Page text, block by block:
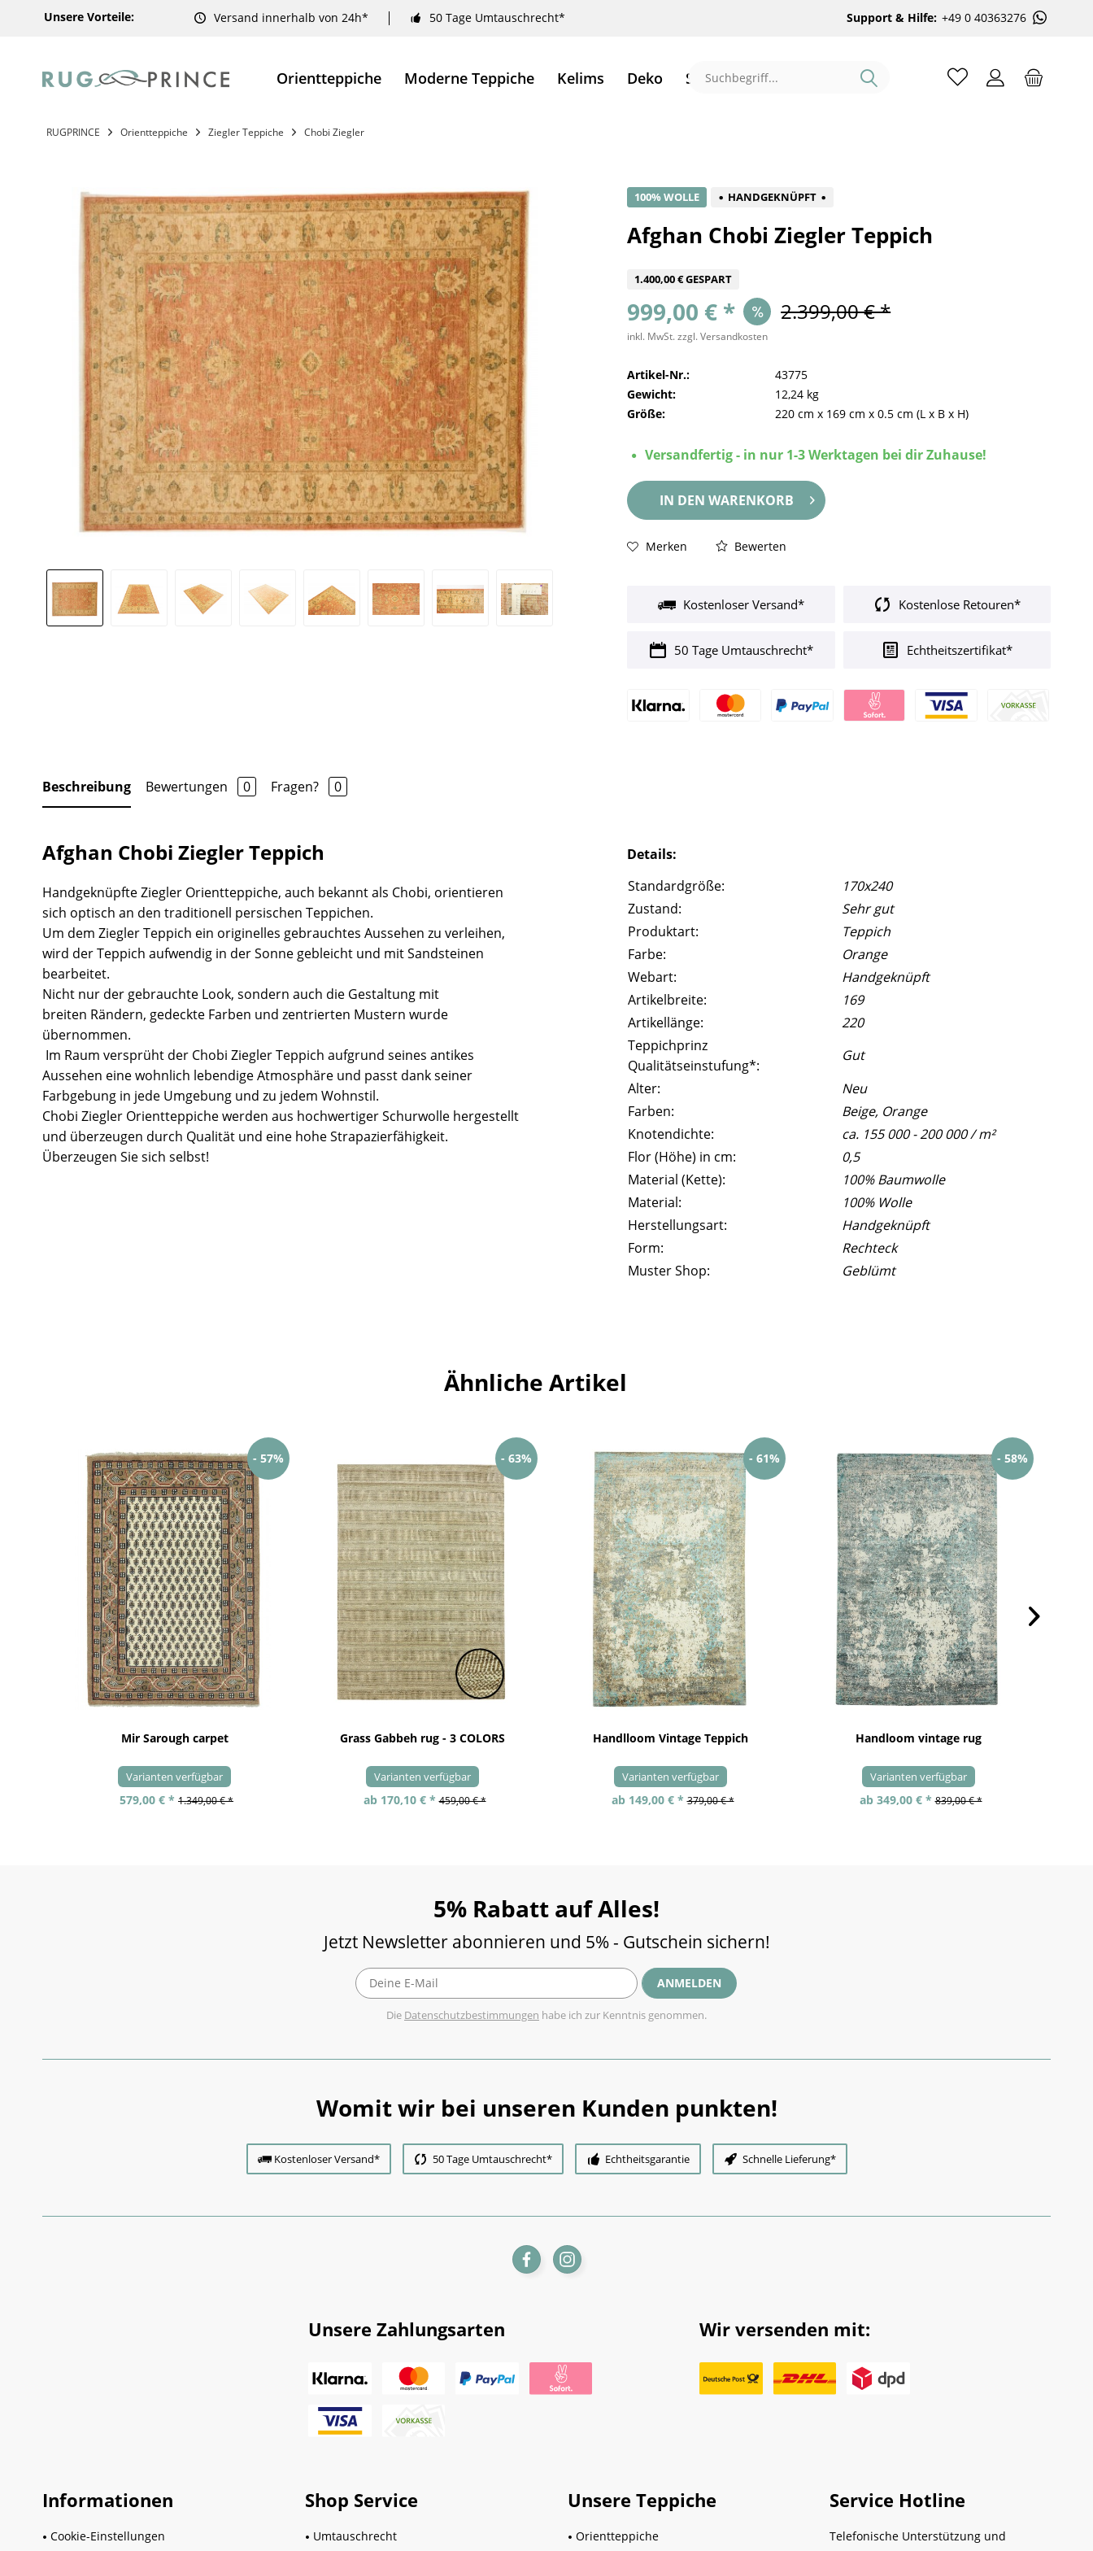
Unsere Vorteile: Versand innerhalb von 24h* 50 Tage Umtauschrecht* Support & Hilfe: +49 0 40363276
Orientteppiche Moderne Teppiche Kelims Deko Sale %
RUGPRINCE Orientteppiche Ziegler Teppiche Chobi Ziegler
100% WOLLE HANDGEKNÜPFT
Afghan Chobi Ziegler Teppich
1.400,00 € GESPART
999,00 € * 2.399,00 € *
inkl. MwSt.zzgl. Versandkosten
Artikel-Nr.:
43775
Gewicht:
12,24 kg
Größe:
220 cm x 169 cm x0.5 cm (L x B x H)
Versandfertig - in nur 1-3 Werktagen bei dir Zuhause!
IN DEN WARENKORB
Merken Bewerten
Kostenloser Versand* Kostenlose Retouren*
50 Tage Umtauschrecht* Echtheitszertifikat*
Beschreibung Bewertungen 0 Fragen? 0
Afghan Chobi Ziegler Teppich
Handgeknüpfte Ziegler Orientteppiche, auch bekannt als Chobi, orientieren
sich optisch an den traditionell persischen Teppichen.
Um dem Ziegler Teppich ein originelles gebrauchtes Aussehen zu verleihen,
wird der Teppich aufwendig in der Sonne gebleicht und mit Sandsteinen
bearbeitet.
Nicht nur der gebrauchte Look, sondern auch die Gestaltung mit
breiten Rändern, gedeckte Farben und zentrierten Mustern wurde
übernommen.
Im Raum versprüht der Chobi Ziegler Teppich aufgrund seines antikes
Aussehen eine wohnlich lebendige Atmosphäre und passt dank seiner
Farbgebung in jede Umgebung und zu jedem Wohnstil.
Chobi Ziegler Orientteppiche werden aus hochwertiger Schurwolle hergestellt
und überzeugen durch Qualität und eine hohe Strapazierfähigkeit.
Überzeugen Sie sich selbst!
Details:
Standardgröße:
170x240
Zustand:
Sehr gut
Produktart:
Teppich
Farbe:
Orange
Webart:
Handgeknüpft
Artikelbreite:
169
Artikellänge:
220
Teppichprinz
Qualitätseinstufung*:
Gut
Alter:
Neu
Farben:
Beige, Orange
Knotendichte:
ca. 155 000 - 200 000 / m²
Flor (Höhe) in cm:
0,5
Material (Kette):
100% Baumwolle
Material:
100% Wolle
Herstellungsart:
Handgeknüpft
Form:
Rechteck
Muster Shop:
Geblümt
Ähnliche Artikel
- 57%
Mir Sarough carpet
Varianten verfügbar
579,00 € * 1.349,00 € *
- 63%
Grass Gabbeh rug - 3 COLORS
Varianten verfügbar
ab 170,10 € * 459,00 € *
- 61%
Handlloom Vintage Teppich
Varianten verfügbar
ab 149,00 € * 379,00 € *
- 58%
Handloom vintage rug
Varianten verfügbar
ab 349,00 € * 839,00 € *
5% Rabatt auf Alles!
Jetzt Newsletter abonnieren und 5% - Gutschein sichern!
ANMELDEN
Die Datenschutzbestimmungen habe ich zur Kenntnis genommen.
Womit wir bei unseren Kunden punkten!
Kostenloser Versand* 50 Tage Umtauschrecht* Echtheitsgarantie Schnelle Lieferung*
Unsere Zahlungsarten Wir versenden mit:
Informationen
Cookie-Einstellungen
Shop Service
Umtauschrecht
Unsere Teppiche
Orientteppiche
Service Hotline
Telefonische Unterstützung und